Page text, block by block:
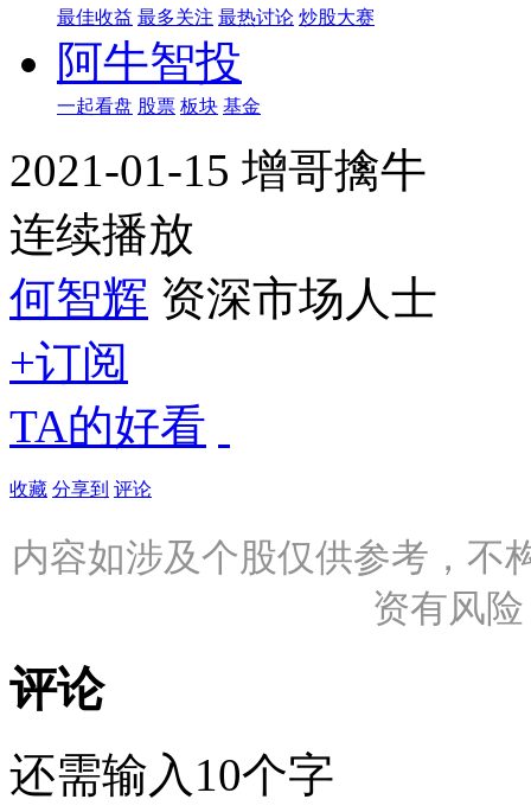
最佳收益 最多关注 最热讨论 炒股大赛
阿牛智投
一起看盘 股票 板块 基金
2021-01-15 增哥擒牛
连续播放
何智辉 资深市场人士
+订阅
TA的好看
收藏 分享到 评论
内容如涉及个股仅供参考，不
资有风
评论
还需输入10个字